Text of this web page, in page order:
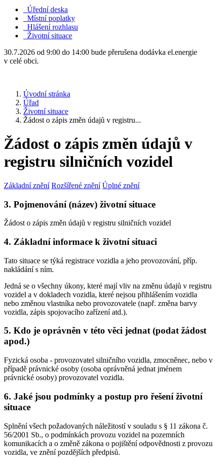
Úřední deska
Místní poplatky
Hlášení rozhlasu
Životní situace
30.7.2026 od 9:00 do 14:00 bude přerušena dodávka el.energie
v celé obci.
Úvodní stránka
Úřad
Životní situace
Žádost o zápis změn údajů v registru...
Žádost o zápis změn údajů v
registru silničních vozidel
Základní znění Rozšířené znění Úplné znění
3. Pojmenování (název) životní situace
Žádost o zápis změn údajů v registru silničních vozidel
4. Základní informace k životní situaci
Tato situace se týká registrace vozidla a jeho provozování, příp.
nakládání s ním.
Jedná se o všechny úkony, které mají vliv na změnu údajů v registru
vozidel a v dokladech vozidla, které nejsou přihlášením vozidla
nebo změnou vlastníka nebo provozovatele (např. změna barvy
vozidla, zápis spojovacího zařízení atd.).
5. Kdo je oprávněn v této věci jednat (podat žádost
apod.)
Fyzická osoba - provozovatel silničního vozidla, zmocněnec, nebo v
případě právnické osoby (osoba oprávněná jednat jménem
právnické osoby) provozovatel vozidla.
6. Jaké jsou podmínky a postup pro řešení životní
situace
Splnění všech požadovaných náležitostí v souladu s § 11 zákona č.
56/2001 Sb., o podmínkách provozu vozidel na pozemních
komunikacích a o změně zákona o pojištění odpovědnosti z provozu
vozidla, ve znění pozdějších předpisů.